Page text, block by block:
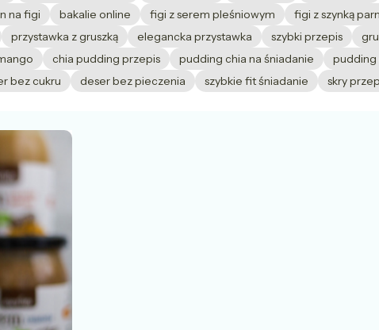
na figi bakalie online figi z serem pleśniowym figi z szynką
przystawka z gruszką elegancka przystawka szybki przepis
chia pudding przepis pudding chia na śniadanie pudding
bez cukru deser bez pieczenia szybkie fit śniadanie skry